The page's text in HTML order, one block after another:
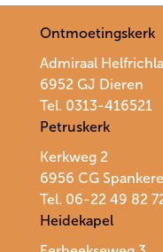
Ontmoetingskerk
Admiraal
6952 GJ Dieren
Tel. 0313-416521
Petruskerk
Kerkweg 2
6956 CG
Tel. 06-22 49 82
Heidekapel